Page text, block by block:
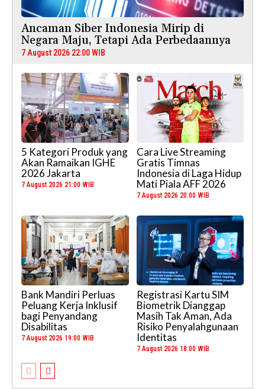
Ancaman Siber Indonesia Mirip di
Negara Maju, Tetapi Ada Perbedaannya
7 August 2026 22:00 WIB
5 Kategori Produk yang
Akan Ramaikan IGHE
2026 Jakarta
7 August 2026 21:00 WIB
Cara Live Streaming
Gratis Timnas
Indonesia di Laga Hidup
Mati Piala AFF 2026
7 August 2026 20:00 WIB
Bank Mandiri Perluas
Peluang Kerja Inklusif
bagi Penyandang
Disabilitas
7 August 2026 19:00 WIB
Registrasi Kartu SIM
Biometrik Dianggap
Masih Tak Aman, Ada
Risiko Penyalahgunaan
Identitas
7 August 2026 18:00 WIB